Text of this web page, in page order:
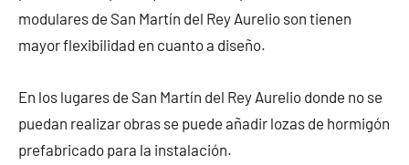
modulares de San Martín del Rey Aurelio son tienen
mayor flexibilidad en cuanto a diseño.
En los lugares de San Martín del Rey Aurelio donde no se
puedan realizar obras se puede añadir lozas de hormigón
prefabricado para la instalación.